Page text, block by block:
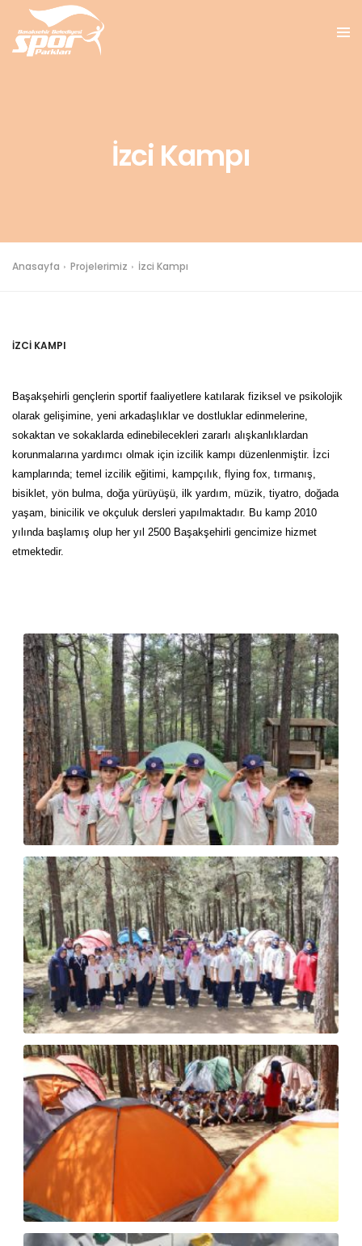
İzci Kampı
Anasayfa Projelerimiz İzci Kampı
İZCİ KAMPI
Başakşehirli gençlerin sportif faaliyetlere katılarak fiziksel ve psikolojik
olarak gelişimine, yeni arkadaşlıklar ve dostluklar edinmelerine,
sokaktan ve sokaklarda edinebilecekleri zararlı alışkanlıklardan
korunmalarına yardımcı olmak için izcilik kampı düzenlenmiştir. İzci
kamplarında; temel izcilik eğitimi, kampçılık, flying fox, tırmanış,
bisiklet, yön bulma, doğa yürüyüşü, ilk yardım, müzik, tiyatro, doğada
yaşam, binicilik ve okçuluk dersleri yapılmaktadır. Bu kamp 2010
yılında başlamış olup her yıl 2500 Başakşehirli gencimize hizmet
etmektedir.